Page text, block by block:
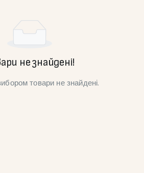
не знайдені!
товари не знайдені.